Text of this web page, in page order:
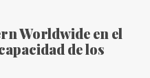
Worldwide en el
de los